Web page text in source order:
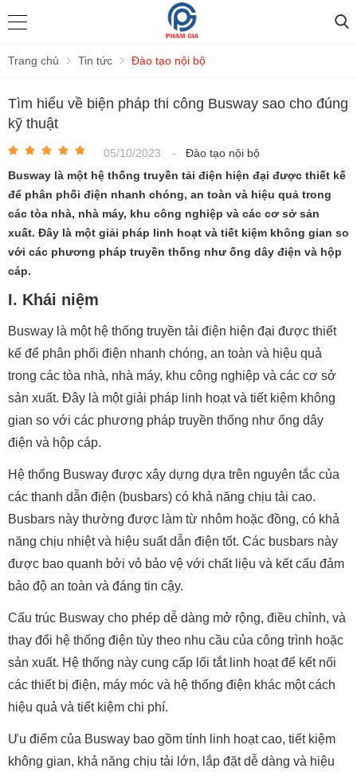
Trang chủ Tin tức Đào tạo nội bộ
Tìm hiểu về biện pháp thi công Busway sao cho đúng
kỹ thuật
05/10/2023 -
Đào tạo nội bộ
Busway là một hệ thống truyền tải điện hiện đại được thiết kế
để phân phối điện nhanh chóng, an toàn và hiệu quả trong
các tòa nhà, nhà máy, khu công nghiệp và các cơ sở sản
xuất. Đây là một giải pháp linh hoạt và tiết kiệm không gian so
với các phương pháp truyền thống như ống dây điện và hộp
cáp.
I. Khái niệm
Busway là một hệ thống truyền tải điện hiện đại được thiết
kế để phân phối điện nhanh chóng, an toàn và hiệu quả
trong các tòa nhà, nhà máy, khu công nghiệp và các cơ sở
sản xuất. Đây là một giải pháp linh hoạt và tiết kiệm không
gian so với các phương pháp truyền thống như ống dây
điện và hộp cáp.
Hệ thống Busway được xây dựng dựa trên nguyên tắc của
các thanh dẫn điện (busbars) có khả năng chịu tải cao.
Busbars này thường được làm từ nhôm hoặc đồng, có khả
năng chịu nhiệt và hiệu suất dẫn điện tốt. Các busbars này
được bao quanh bởi vỏ bảo vệ với chất liệu và kết cấu đảm
bảo độ an toàn và đáng tin cậy.
Cấu trúc Busway cho phép dễ dàng mở rộng, điều chỉnh, và
thay đổi hệ thống điện tùy theo nhu cầu của công trình hoặc
sản xuất. Hệ thống này cung cấp lối tắt linh hoạt để kết nối
các thiết bị điện, máy móc và hệ thống điện khác một cách
hiệu quả và tiết kiệm chi phí.
Ưu điểm của Busway bao gồm tính linh hoạt cao, tiết kiệm
không gian, khả năng chịu tải lớn, lắp đặt dễ dàng và hiệu